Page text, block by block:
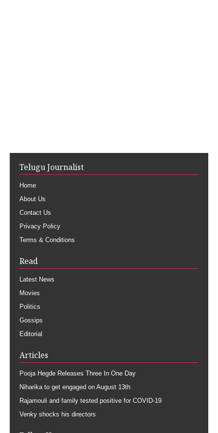
Telugu Journalist
Home
About Us
Contact Us
Privacy Policy
Terms & Conditions
Read
Latest News
Movies
Politics
Gossips
Editorial
Articles
Pooja Hegde Releases Three In One Day
Niharika to get engaged on August 13th
Rajamouli and family tested positive for COVID-19
Venky shocks his directors